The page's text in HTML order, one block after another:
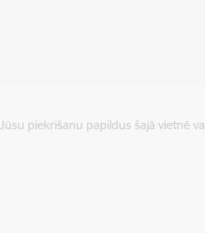
piekrišanu papildus šajā vietnē